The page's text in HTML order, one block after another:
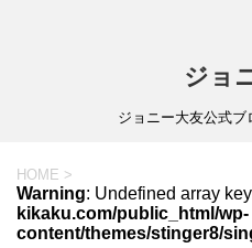
ジョ
ジョニー大友公式
HOME >
Warning: Undefined array
kikaku.com/public_html/wp-
content/themes/stinger8/